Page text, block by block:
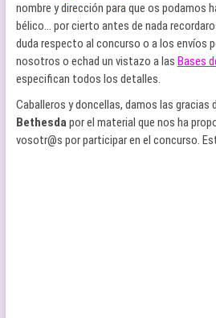
nombre y dirección para que os podamos
bélico… por cierto antes de nada
duda respecto al concurso o a los envíos
nosotros o echad un vistazo a las Bases
especifican todos los detalles.
Caballeros y doncellas, damos las gracias
Bethesdapor el material que nos ha
vosotr@s por participar en el concurso.